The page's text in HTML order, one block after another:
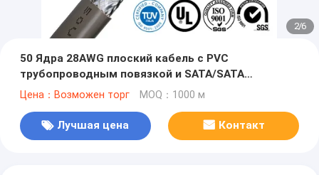
2/6
50 Ядра 28AWG плоский кабель с PVC
трубопроводным повязкой и SATA/SATA
интерфейс UL электрический провод
Цена：Возможен торг MOQ：1000 м
Лучшая цена Контакт